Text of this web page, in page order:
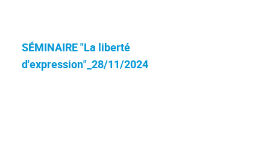
SÉMINAIRE "La liberté
d'expression"_28/11/2024